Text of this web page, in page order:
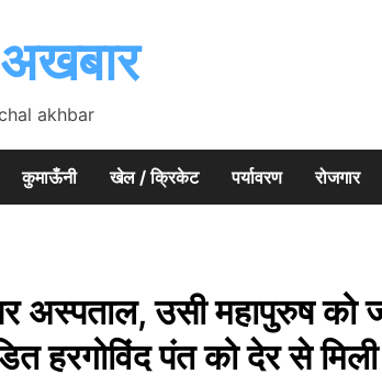
akhbar
कुमाऊँनी खेल / क्रिकेट पर्यावरण रोजगार
अस्पताल, उसी महापुरुष
हरगोविंद पंत को देर से